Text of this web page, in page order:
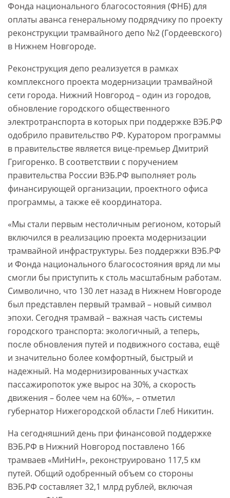
Фонда национального благосостояния (ФНБ) для
оплаты аванса генеральному подрядчику по проекту
реконструкции трамвайного депо №2 (Гордеевского)
в Нижнем Новгороде.
Реконструкция депо реализуется в рамках
комплексного проекта модернизации трамвайной
сети города. Нижний Новгород – один из городов,
обновление городского общественного
электротранспорта в которых при поддержке ВЭБ.РФ
одобрило правительство РФ. Куратором программы
в правительстве является вице-премьер Дмитрий
Григоренко. В соответствии с поручением
правительства России ВЭБ.РФ выполняет роль
финансирующей организации, проектного офиса
программы, а также её координатора.
«Мы стали первым нестоличным регионом, который
включился в реализацию проекта модернизации
трамвайной инфраструктуры. Без поддержки ВЭБ.РФ
и Фонда национального благосостояния вряд ли мы
смогли бы приступить к столь масштабным работам.
Символично, что 130 лет назад в Нижнем Новгороде
был представлен первый трамвай – новый символ
эпохи. Сегодня трамвай – важная часть системы
городского транспорта: экологичный, а теперь,
после обновления путей и подвижного состава, ещё
и значительно более комфортный, быстрый и
надежный. На модернизированных участках
пассажиропоток уже вырос на 30%, а скорость
движения – более чем на 60%», – отметил
губернатор Нижегородской области Глеб Никитин.
На сегодняшний день при финансовой поддержке
ВЭБ.РФ в Нижний Новгород поставлено 166
трамваев «МиНиН», реконструировано 117,5 км
путей. Общий одобренный объем со стороны
ВЭБ.РФ составляет 32,1 млрд рублей, включая